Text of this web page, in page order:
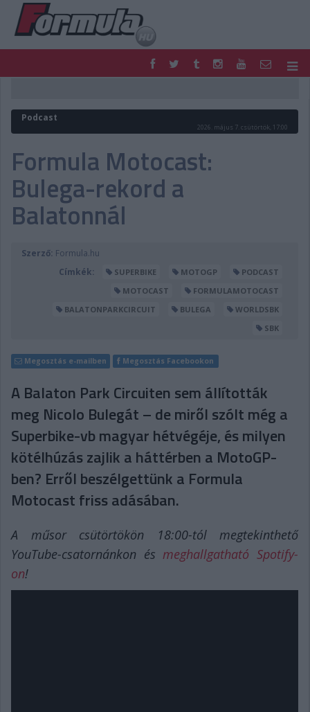
FORMULA
MOTOR
PODCAST
SHOP
LIVE
TIPPJÁTÉK
DIGITÁLIS MAGAZIN
PONTÁLLÁSOK
VERSENYNAPTÁRAK
Podcast
2026. május 7. csütörtök, 17:00
Formula Motocast:
Bulega-rekord a
Balatonnál
Szerző: Formula.hu
Címkék:
SUPERBIKE MOTOGP
PODCAST
MOTOCAST
FORMULAMOTOCAST
BALATONPARKCIRCUIT
BULEGA
WORLDSBK
SBK
Megosztás e-mailben Megosztás Facebookon
A Balaton Park Circuiten sem állították
meg Nicolo Bulegát – de miről szólt még a
Superbike-vb magyar hétvégéje, és milyen
kötélhúzás zajlik a háttérben a MotoGP-
ben? Erről beszélgettünk a Formula
Motocast friss adásában.
A műsor csütörtökön 18:00-tól megtekinthető
YouTube-csatornánkon ésmeghallgatható Spotify-
on!